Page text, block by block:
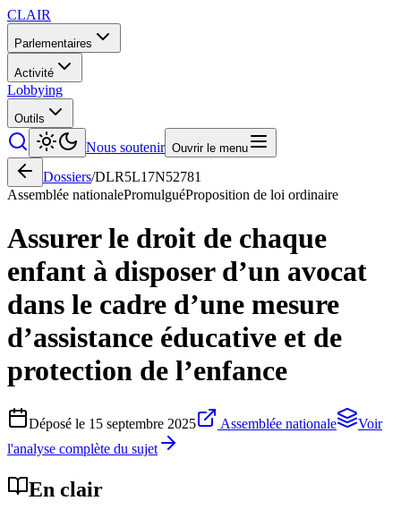
CLAIR
Parlementaires
Activité
Lobbying
Outils
Nous soutenir Ouvrir le menu
Dossiers/DLR5L17N52781
Assemblée nationalePromulguéProposition de loi ordinaire
Assurer le droit de chaque
enfant à disposer d’un avocat
dans le cadre d’une mesure
d’assistance éducative et de
protection de l’enfance
Déposé le 15 septembre 2025 Assemblée nationale
Voir
l'analyse complète du sujet
En clair